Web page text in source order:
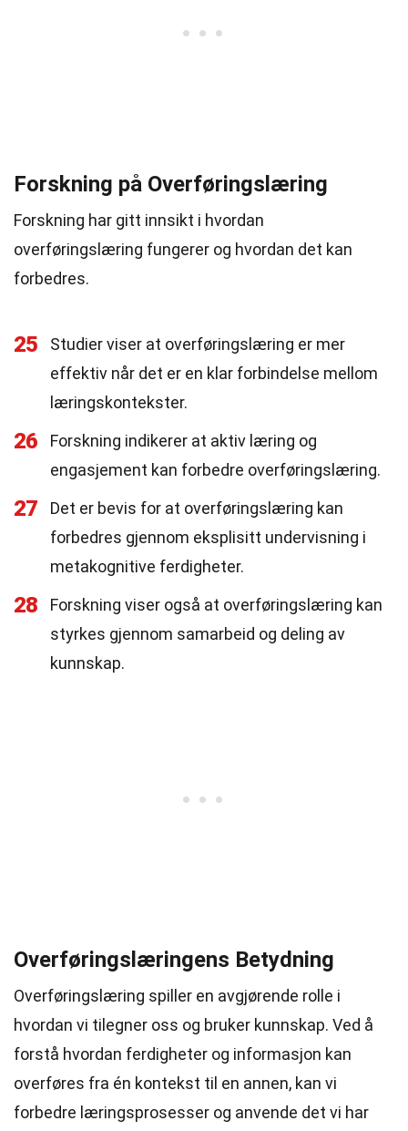
Forskning på Overføringslæring
Forskning har gitt innsikt i hvordan
overføringslæring fungerer og hvordan det kan
forbedres.
25
Studier viser at overføringslæring er mer
effektiv når det er en klar forbindelse mellom
læringskontekster.
26
Forskning indikerer at aktiv læring og
engasjement kan forbedre overføringslæring.
27
Det er bevis for at overføringslæring kan
forbedres gjennom eksplisitt undervisning i
metakognitive ferdigheter.
28
Forskning viser også at overføringslæring kan
styrkes gjennom samarbeid og deling av
kunnskap.
Overføringslæringens Betydning
Overføringslæring spiller en avgjørende rolle i
hvordan vi tilegner oss og bruker kunnskap. Ved å
forstå hvordan ferdigheter og informasjon kan
overføres fra én kontekst til en annen, kan vi
forbedre læringsprosesser og anvende det vi har